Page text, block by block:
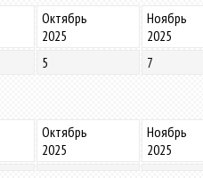
Октябрь
2025
Ноябрь
2025
5 7
Октябрь
2025
Ноябрь
2025